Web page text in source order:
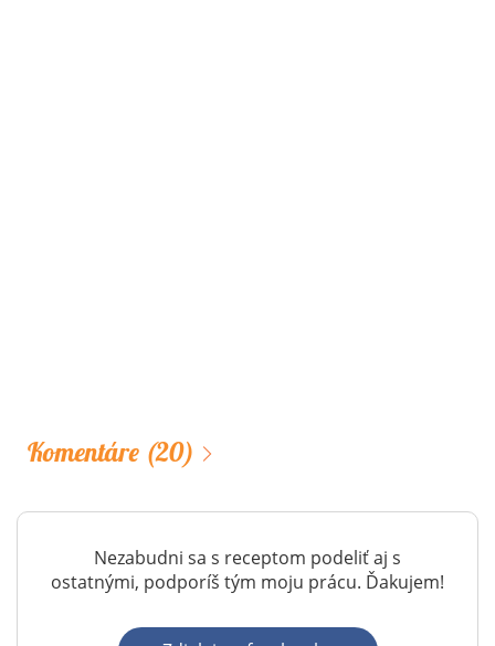
Komentáre (20)
Nezabudni sa s receptom podeliť aj s
ostatnými, podporíš tým moju prácu. Ďakujem!